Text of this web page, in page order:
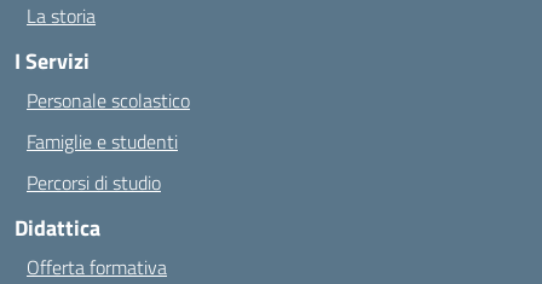
La storia
I Servizi
Personale scolastico
Famiglie e studenti
Percorsi di studio
Didattica
Offerta formativa